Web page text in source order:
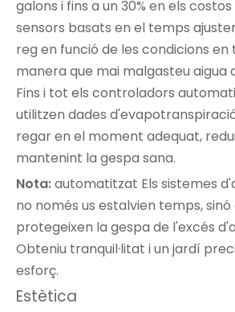
galons i fins a un 30% en els costos
sensors basats en el temps
reg en funció de les condicions en
manera que mai malgasteu aigua
Fins i tot els controladors
utilitzen dades
regar en el moment adequat,
mantenint la gespa sana.
Nota:automatitzat Els sistemes
no només us estalvien temps,
protegeixen la gespa de l'excés
Obteniu tranquil·litat i un jardí
esforç.
Estètica